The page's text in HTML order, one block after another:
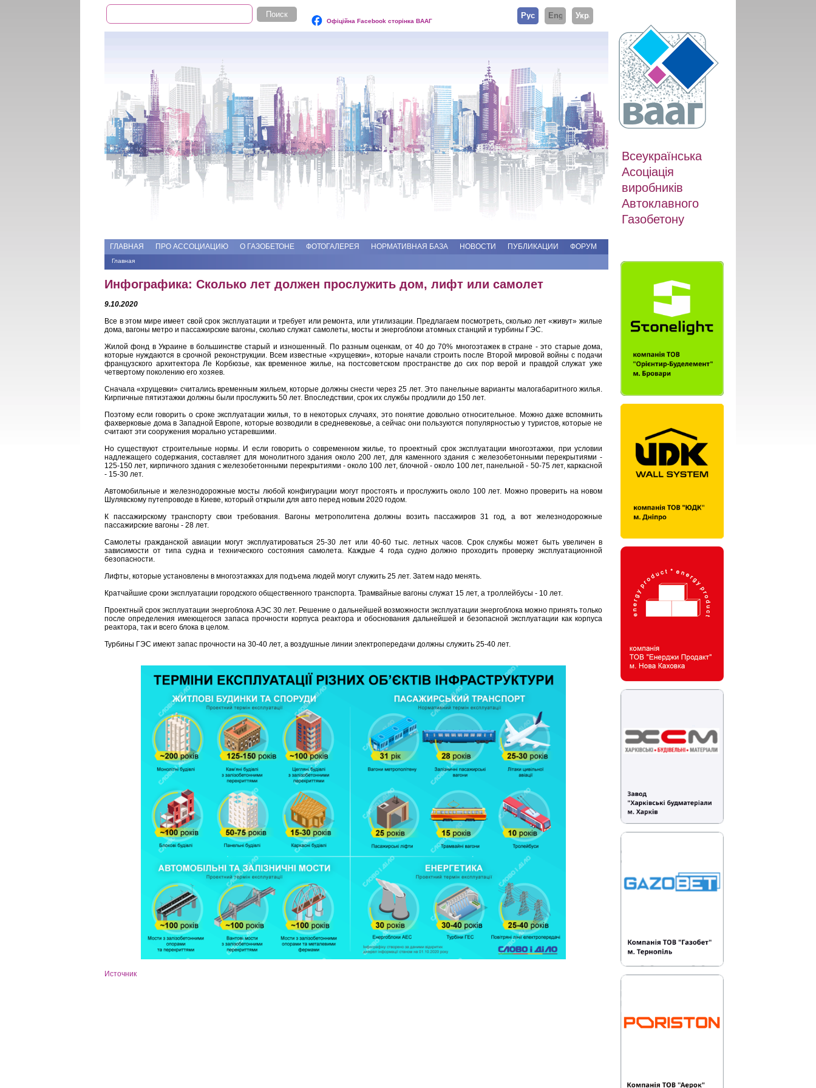
Форма поиска
Поиск
Офіційна Facebook сторінка ВААГ
РусскийEnglishУкраїнська
Всеукраїнська
Асоціація
виробників
Автоклавного
Газобетону
ГЛАВНАЯ ПРО АССОЦИАЦИЮ О ГАЗОБЕТОНЕ ФОТОГАЛЕРЕЯ НОРМАТИВНАЯ БАЗА НОВОСТИ ПУБЛИКАЦИИ ФОРУМ
Вы здесь
Главная
Инфографика: Сколько лет должен прослужить дом, лифт или самолет
9.10.2020
Все в этом мире имеет свой срок эксплуатации и требует или ремонта, или утилизации. Предлагаем посмотреть, сколько лет «живут» жилые
дома, вагоны метро и пассажирские вагоны, сколько служат самолеты, мосты и энергоблоки атомных станций и турбины ГЭС.
Жилой фонд в Украине в большинстве старый и изношенный. По разным оценкам, от 40 до 70% многоэтажек в стране - это старые дома,
которые нуждаются в срочной реконструкции. Всем известные «хрущевки», которые начали строить после Второй мировой войны с подачи
французского архитектора Ле Корбюзье, как временное жилье, на постсоветском пространстве до сих пор верой и правдой служат уже
четвертому поколению его хозяев.
Сначала «хрущевки» считались временным жильем, которые должны снести через 25 лет. Это панельные варианты малогабаритного жилья.
Кирпичные пятиэтажки должны были прослужить 50 лет. Впоследствии, срок их службы продлили до 150 лет.
Поэтому если говорить о сроке эксплуатации жилья, то в некоторых случаях, это понятие довольно относительное. Можно даже вспомнить
фахверковые дома в Западной Европе, которые возводили в средневековье, а сейчас они пользуются популярностью у туристов, которые не
считают эти сооружения морально устаревшими.
Но существуют строительные нормы. И если говорить о современном жилье, то проектный срок эксплуатации многоэтажки, при условии
надлежащего содержания, составляет для монолитного здания около 200 лет, для каменного здания с железобетонными перекрытиями -
125-150 лет, кирпичного здания с железобетонными перекрытиями - около 100 лет, блочной - около 100 лет, панельной - 50-75 лет, каркасной
- 15-30 лет.
Автомобильные и железнодорожные мосты любой конфигурации могут простоять и прослужить около 100 лет. Можно проверить на новом
Шулявскому путепроводе в Киеве, который открыли для авто перед новым 2020 годом.
К пассажирскому транспорту свои требования. Вагоны метрополитена должны возить пассажиров 31 год, а вот железнодорожные
пассажирские вагоны - 28 лет.
Самолеты гражданской авиации могут эксплуатироваться 25-30 лет или 40-60 тыс. летных часов. Срок службы может быть увеличен в
зависимости от типа судна и технического состояния самолета. Каждые 4 года судно должно проходить проверку эксплуатационной
безопасности.
Лифты, которые установлены в многоэтажках для подъема людей могут служить 25 лет. Затем надо менять.
Кратчайшие сроки эксплуатации городского общественного транспорта. Трамвайные вагоны служат 15 лет, а троллейбусы - 10 лет.
Проектный срок эксплуатации энергоблока АЭС 30 лет. Решение о дальнейшей возможности эксплуатации энергоблока можно принять только
после определения имеющегося запаса прочности корпуса реактора и обоснования дальнейшей и безопасной эксплуатации как корпуса
реактора, так и всего блока в целом.
Турбины ГЭС имеют запас прочности на 30-40 лет, а воздушные линии электропередачи должны служить 25-40 лет.
Источник